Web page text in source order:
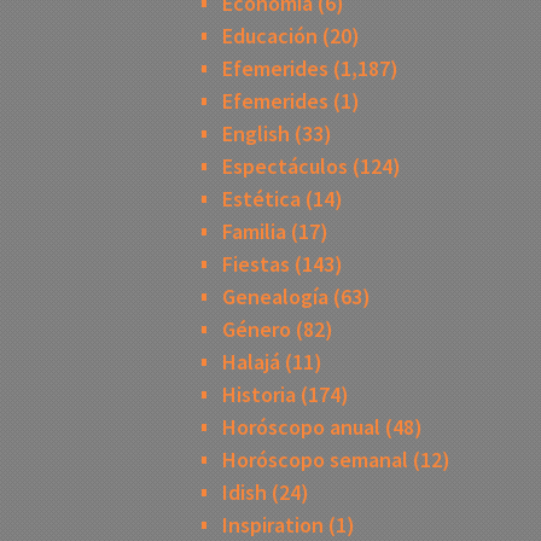
Educación (20)
Efemerides (1,187)
Efemerides (1)
English (33)
Espectáculos (124)
Estética (14)
Familia (17)
Fiestas (143)
Genealogía (63)
Género (82)
Halajá (11)
Historia (174)
Horóscopo anual (48)
Horóscopo semanal (12)
Idish (24)
Inspiration (1)